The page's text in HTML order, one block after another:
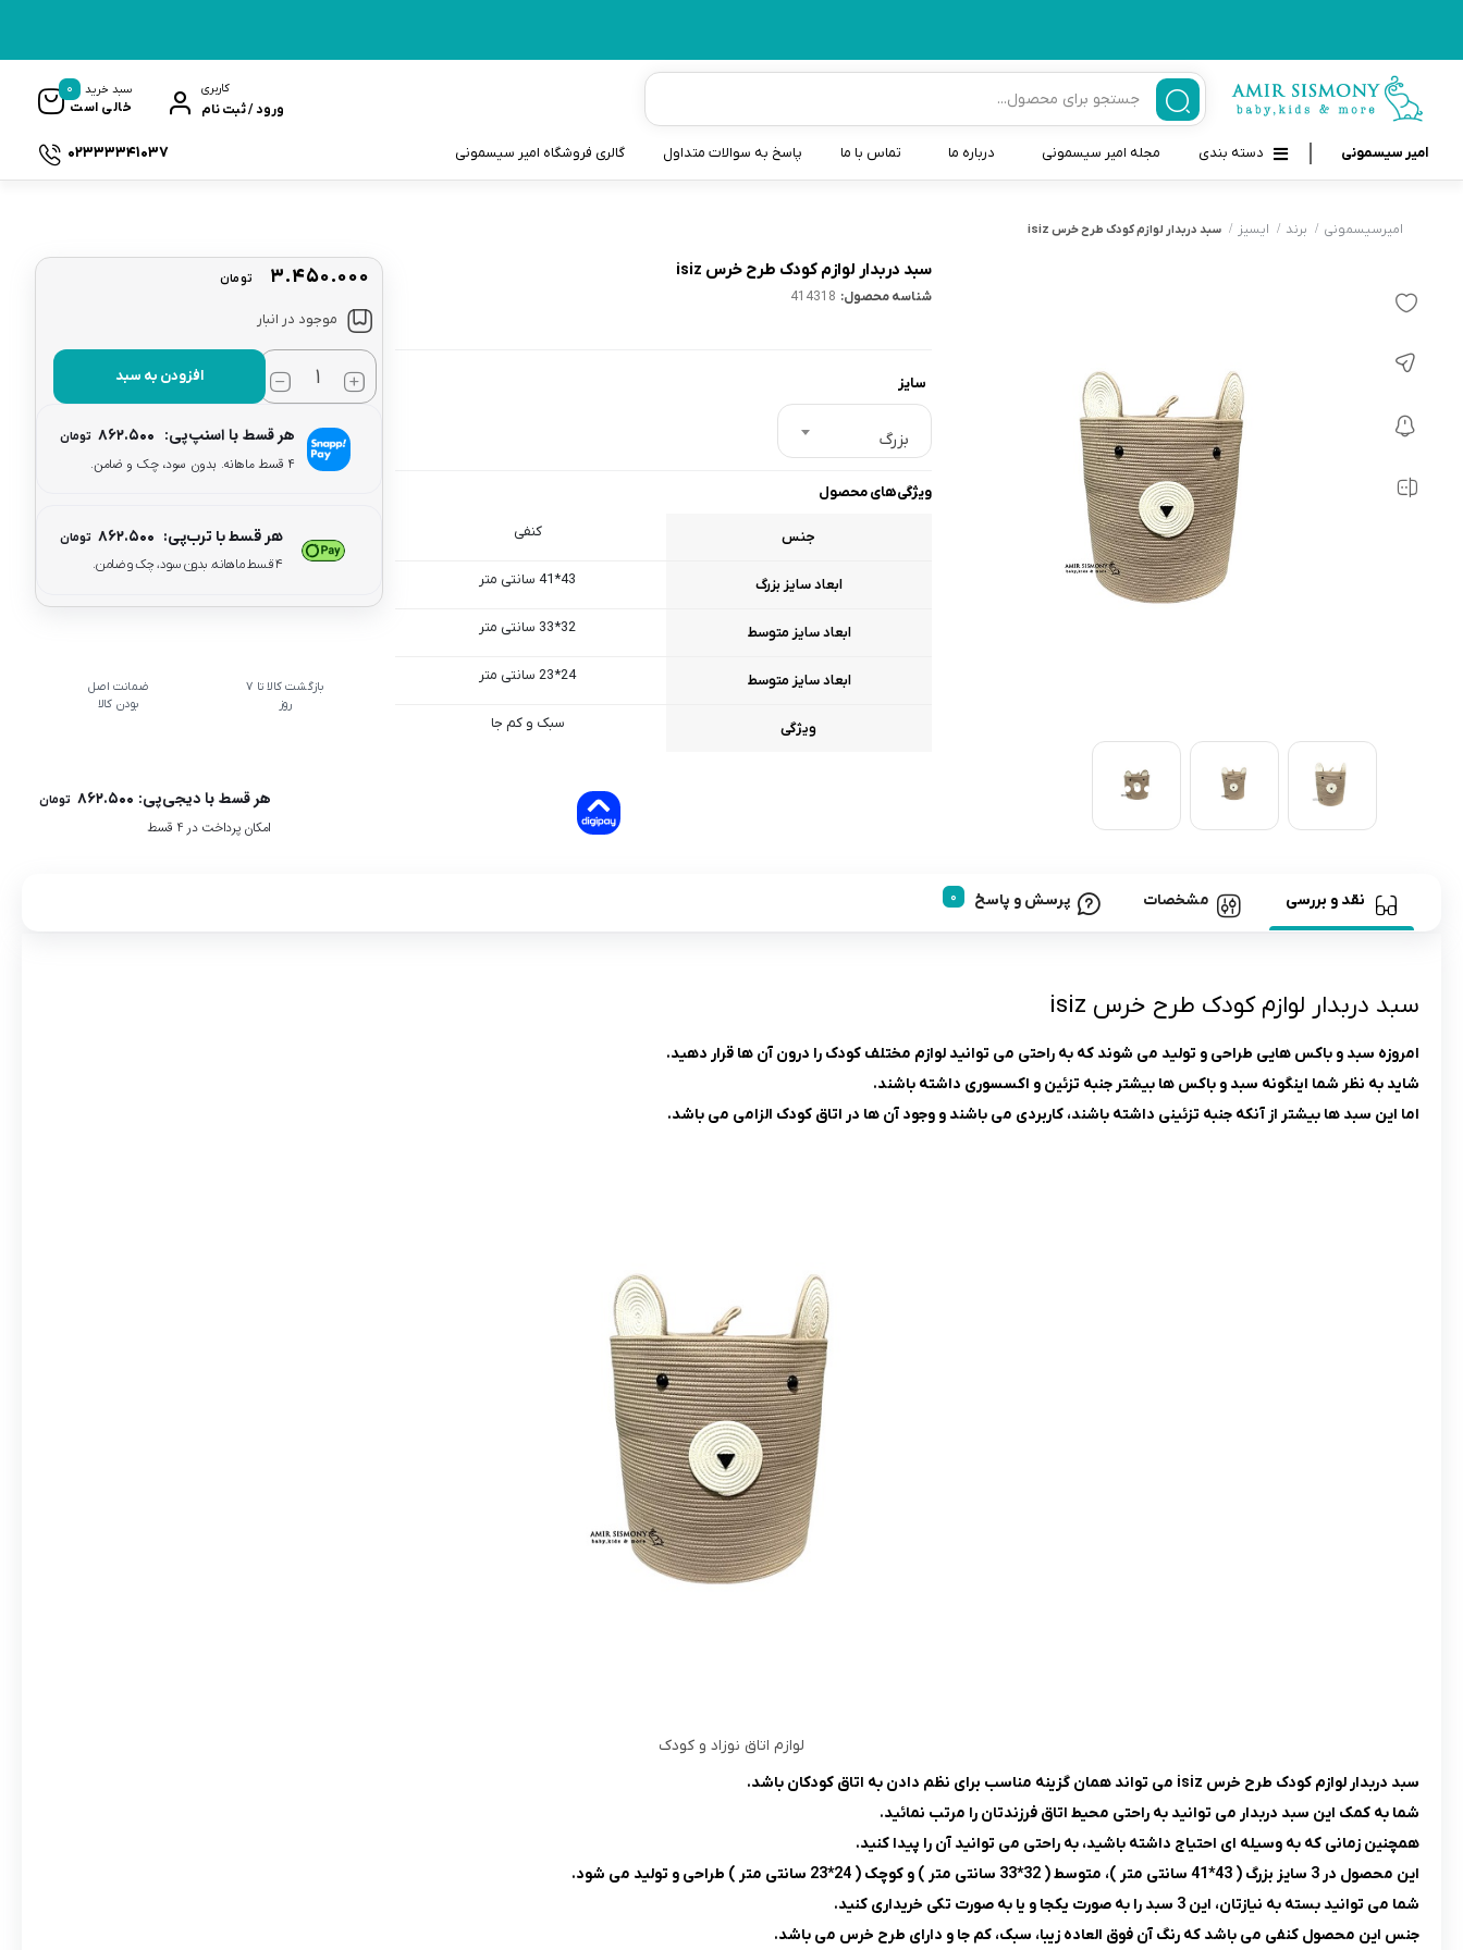
کاربری
ورود / ثبت نام
سبد خرید
خالی است
0
امیر سیسمونی دسته بندی
قاب و بندپستانک
پواربینی
مسواک و خمیر دندان کودک
تب سنج نوزاد و کودک
رابط و پد سینه
دستگاه بخور سرد کودک
لوازم حمام نوزاد
لوازم اتاق نوزاد و کودک
اسباب بازی دخترانه و پسرانه
مجله امیر سیسمونی درباره ما تماس با ما پاسخ به سوالات متداول گالری فروشگاه امیر سیسمونی 02333341037
امیرسیسمونی برند ایسیز سبد دربدار لوازم کودک طرح خرس isiz
سبد دربدار لوازم کودک طرح خرس isiz
شناسه محصول: 414318
سایز
بزرگ
ویژگی‌های محصول
جنس کنفی
ابعاد سایز بزرگ 43*41 سانتی متر
ابعاد سایز متوسط 32*33 سانتی متر
ابعاد سایز متوسط 24*23 سانتی متر
ویژگی سبک و کم جا
۳.۴۵۰.۰۰۰ تومان
موجود در انبار
افزودن به سبد
هر قسط با اسنپ‌پی: ۸۶۲.۵۰۰ تومان
۴ قسط ماهانه. بدون سود، چک و ضامن.
هر قسط با ترب‌پی: ۸۶۲.۵۰۰ تومان
۴ قسط ماهانه. بدون سود، چک و ضامن.
بازگشت کالا تا 7
روز
ضمانت اصل
بودن کالا
هر قسط با دیجی‌پی: ۸۶۲.۵۰۰ تومان
امکان پرداخت در 4 قسط
نقد و بررسی مشخصات پرسش و پاسخ
سبد دربدار لوازم کودک طرح خرس isiz
امروزه سبد و باکس هایی طراحی و تولید می شوند که به راحتی می توانید لوازم مختلف کودک را درون آن ها قرار دهید.
شاید به نظر شما اینگونه سبد و باکس ها بیشتر جنبه تزئین و اکسسوری داشته باشند.
اما این سبد ها بیشتر از آنکه جنبه تزئینی داشته باشند، کاربردی می باشند و وجود آن ها در اتاق کودک الزامی می باشد.
لوازم اتاق نوزاد و کودک
سبد دربدار لوازم کودک طرح خرس isiz می تواند همان گزینه مناسب برای نظم دادن به اتاق کودکان باشد.
شما به کمک این سبد دربدار می توانید به راحتی محیط اتاق فرزندتان را مرتب نمائید.
همچنین زمانی که به وسیله ای احتیاج داشته باشید، به راحتی می توانید آن را پیدا کنید.
این محصول در 3 سایز بزرگ ( 43*41 سانتی متر )، متوسط ( 32*33 سانتی متر ) و کوچک ( 24*23 سانتی متر ) طراحی و تولید می شود.
شما می توانید بسته به نیازتان، این 3 سبد را به صورت یکجا و یا به صورت تکی خریداری کنید.
جنس این محصول کنفی می باشد که رنگ آن فوق العاده زیبا، سبک، کم جا و دارای طرح خرس می باشد.